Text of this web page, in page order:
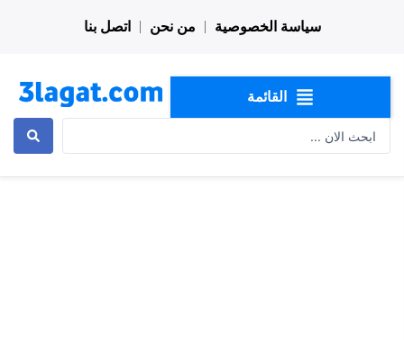
سياسة الخصوصية من نحن اتصل بنا
القائمة